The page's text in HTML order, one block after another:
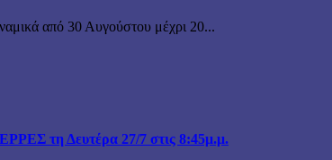
από 30 Αυγούστου μέχρι 20...
τη Δευτέρα 27/7 στις 8:45μ.μ.